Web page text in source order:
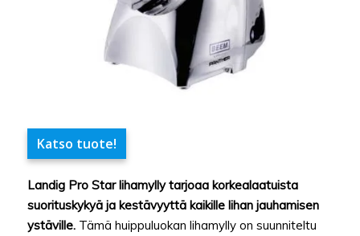
Katso tuote!
Landig Pro Star lihamylly tarjoaa korkealaatuista
suorituskykyä ja kestävyyttä kaikille lihan jauhamisen
ystäville. Tämä huippuluokan lihamylly on suunniteltu